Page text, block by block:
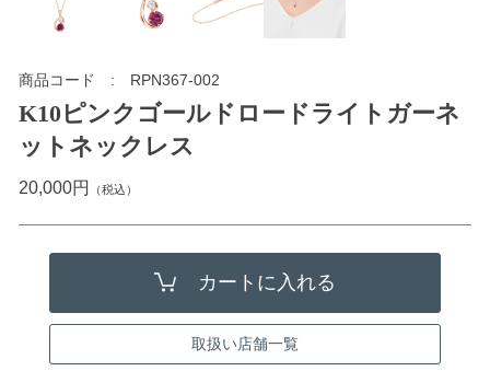
商品コード RPN367-002
K10ピンクゴールドロードライトガーネ
ットネックレス
20,000円 （税込）
取扱い店舗一覧